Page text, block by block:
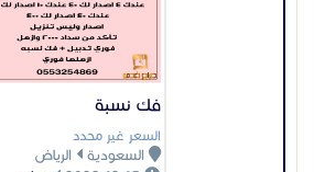
فك نسبة
السعر غير محدد
السعودية
الرياض